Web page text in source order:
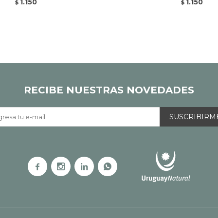
$ 1.150 $ 1.150
RECIBE NUESTRAS NOVEDADES
   